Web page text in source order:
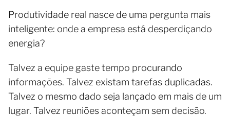
Produtividade real nasce de uma pergunta mais
inteligente: onde a empresa está desperdiçando
energia?
Talvez a equipe gaste tempo procurando
informações. Talvez existam tarefas duplicadas.
Talvez o mesmo dado seja lançado em mais de um
lugar. Talvez reuniões aconteçam sem decisão.